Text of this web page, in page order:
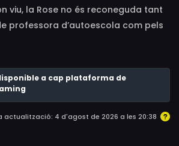
viu, la Rose no és reconeguda tant
professora d’autoescola com pels
Quan Christian Winter, un
un pacte amb el diable que ha
levitant, la Rose es veurà
a cap plataforma de
actualització: 4 d'agost de 2026 a les 20:38